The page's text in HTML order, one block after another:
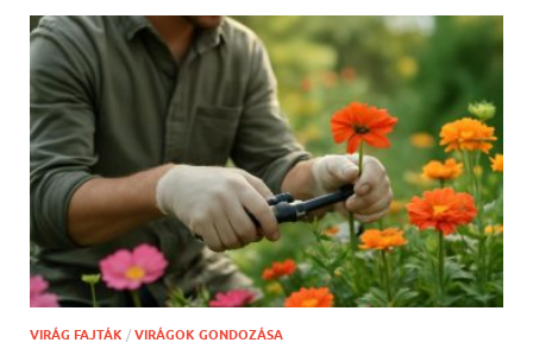
VIRÁG FAJTÁK / VIRÁGOK GONDOZÁSA